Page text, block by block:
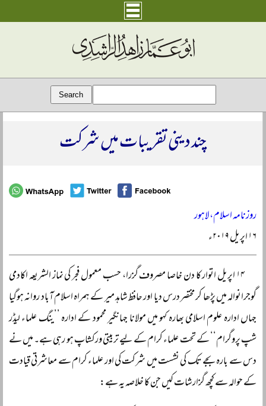
چند دینی تقریبات میں شرکت
روزنامہ اسلام، لاہور
۱۶ اپریل ۲۰۱۹ء
۱۴ اپریل اتوار کا دن خاصا مصروف گزرا، حسب معمول فجر کی نماز الشریعہ اکادمی
گوجرانوالہ میں پڑھا کر مختصر درس دیا اور حافظ شاہد میر کے ہمراہ اسلام آباد روانہ ہوگیا
جہاں ادارہ علوم اسلامی بھارہ کہو میں مولانا جہانگیر محمود کے ادارہ ’’ینگ علماء لیڈر
شپ پروگرام‘‘ کے تحت علماء کرام کے لیے تربیتی ورکشاپ ہو رہی ہے۔ میں نے
دس سے بارہ بجے تک کی نشست میں شرکت کی اور علماء کرام سے معاشرتی قیادت
کے حوالہ سے کچھ گزارشات کیں جن کا خلاصہ یہ ہے: